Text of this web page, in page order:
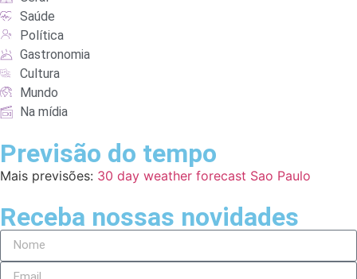
Saúde
Política
Gastronomia
Cultura
Mundo
Na mídia
Previsão do tempo
Mais previsões: 30 day weather forecast Sao Paulo
Receba nossas novidades